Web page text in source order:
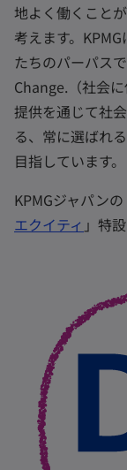
地よく働くこと
考えます。
たちのパーパス
Change.（社会
提供を通じて社
る、常に選ばれ
目指しています。
KPMGジャパン
エクイティ 」特